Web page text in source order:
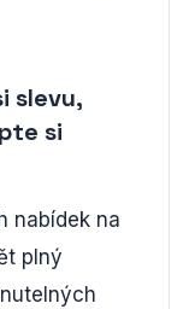
slevu,
si
nabídek na
plný